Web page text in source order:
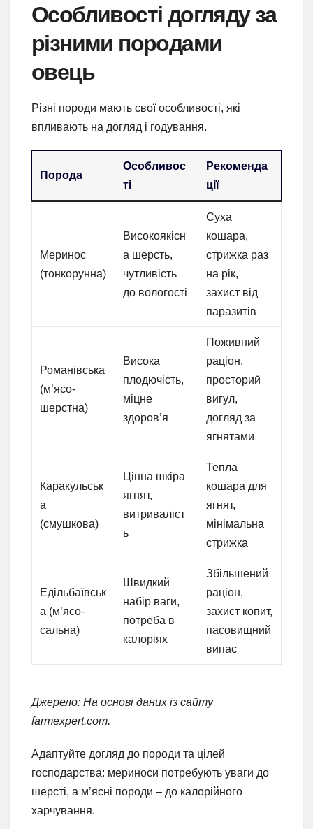
Особливості догляду за
різними породами
овець
Різні породи мають свої особливості, які
впливають на догляд і годування.
Порода
Особливос
ті
Рекоменда
ції
Меринос
(тонкорунна)
Високоякісн
а шерсть,
чутливість
до вологості
Суха
кошара,
стрижка раз
на рік,
захист від
паразитів
Романівська
(м’ясо-
шерстна)
Висока
плодючість,
міцне
здоров’я
Поживний
раціон,
просторий
вигул,
догляд за
ягнятами
Каракульськ
а
(смушкова)
Цінна шкіра
ягнят,
витриваліст
ь
Тепла
кошара для
ягнят,
мінімальна
стрижка
Едільбаївськ
а (м’ясо-
сальна)
Швидкий
набір ваги,
потреба в
калоріях
Збільшений
раціон,
захист копит,
пасовищний
випас
Джерело: На основі даних із сайту
farmexpert.com.
Адаптуйте догляд до породи та цілей
господарства: мериноси потребують уваги до
шерсті, а м’ясні породи – до калорійного
харчування.